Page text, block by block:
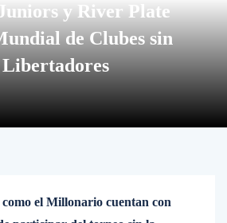
y River Plate
de Clubes sin
el Millonario cuentan con